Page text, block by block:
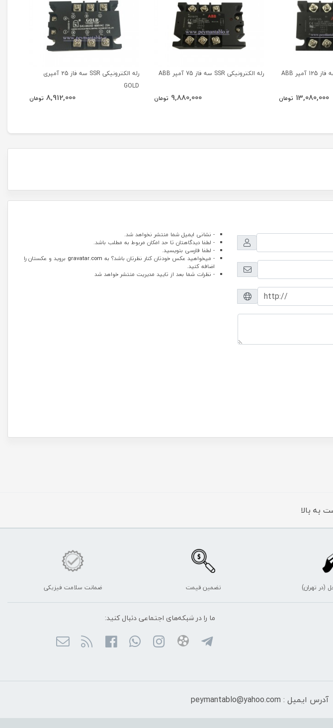
13,080,000 تومان
رله الکترونیکی SSR سه فاز 75 آمپر ABB
9,880,000 تومان
رله الکترونیکی SSR سه فاز 25 آمپری
GOLD
8,912,000 تومان
- نشانی ایمیل شما منتشر نخواهد شد.
- لطفا دیدگاهتان تا حد امکان مربوط به مطلب باشد.
- لطفا فارسی بنویسید.
- میخواهید عکس خودتان کنار نظرتان باشد؟ به gravatar.com بروید و عکستان را
اضافه کنید.
- نظرات شما بعد از تایید مدیریت منتشر خواهد شد
به بالا
(در تهران) تضمین قیمت ضمانت سلامت فیزیکی
ما را در شبکه‌های اجتماعی دنبال کنید:
آدرس ایمیل : peymantablo@yahoo.com